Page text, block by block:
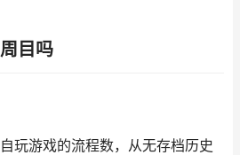
目吗
玩游戏的流程数，从无存档历史